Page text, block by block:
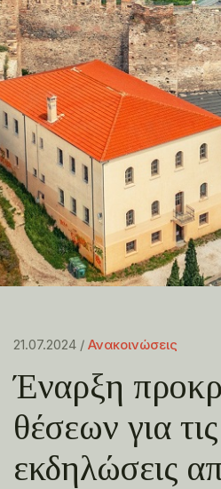
21.07.2024 / Ανακοινώσεις
Έναρξη
θέσεων για τις
εκδηλώσεις